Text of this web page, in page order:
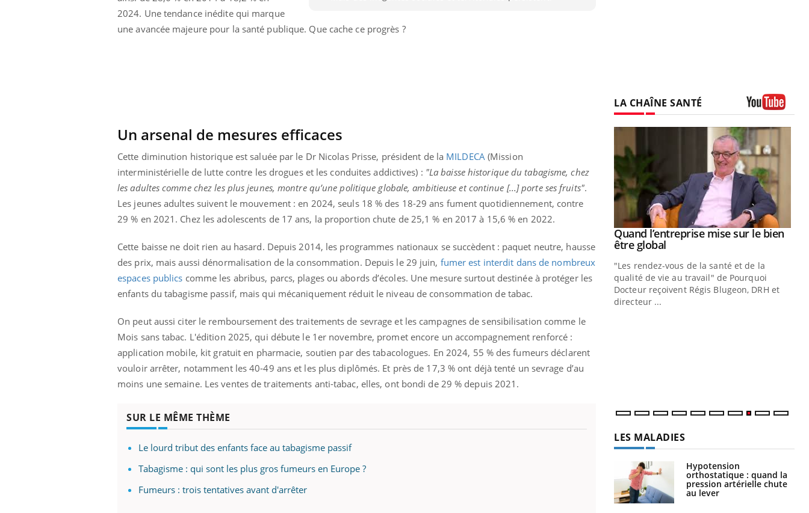
2024. Une tendance inédite qui marque
une avancée majeure pour la santé publique. Que cache ce progrès ?
Un arsenal de mesures efficaces
Cette diminution historique est saluée par le Dr Nicolas Prisse, président de la MILDECA (Mission
interministérielle de lutte contre les drogues et les conduites addictives) : "La baisse historique du tabagisme, chez
les adultes comme chez les plus jeunes, montre qu’une politique globale, ambitieuse et continue [...] porte ses fruits".
Les jeunes adultes suivent le mouvement : en 2024, seuls 18 % des 18-29 ans fument quotidiennement, contre
29 % en 2021. Chez les adolescents de 17 ans, la proportion chute de 25,1 % en 2017 à 15,6 % en 2022.
Cette baisse ne doit rien au hasard. Depuis 2014, les programmes nationaux se succèdent : paquet neutre, hausse
des prix, mais aussi dénormalisation de la consommation. Depuis le 29 juin, fumer est interdit dans de nombreux
espaces publics comme les abribus, parcs, plages ou abords d’écoles. Une mesure surtout destinée à protéger les
enfants du tabagisme passif, mais qui mécaniquement réduit le niveau de consommation de tabac.
On peut aussi citer le remboursement des traitements de sevrage et les campagnes de sensibilisation comme le
Mois sans tabac. L'édition 2025, qui débute le 1er novembre, promet encore un accompagnement renforcé :
application mobile, kit gratuit en pharmacie, soutien par des tabacologues. En 2024, 55 % des fumeurs déclarent
vouloir arrêter, notamment les 40-49 ans et les plus diplômés. Et près de 17,3 % ont déjà tenté un sevrage d’au
moins une semaine. Les ventes de traitements anti-tabac, elles, ont bondi de 29 % depuis 2021.
SUR LE MÊME THÈME
Le lourd tribut des enfants face au tabagisme passif
Tabagisme : qui sont les plus gros fumeurs en Europe ?
Fumeurs : trois tentatives avant d'arrêter
LA CHAÎNE SANTÉ
nombreuses personnes atteintes de
diabète, c'est une période de questions, de
défis, mais ...
faciliter l’accès à la médecine
préventive Youtube
Un établissement lié à un groupe
mutualiste innove en matière de bilan de
santé : l'utilisation d'un « jumeau
Youtube
Coup de food sur le diabète, c'est votre
nouveau rendez-vous culinaire qui
bouscule les idées reçues ! Dans cet
épisode, une ...
Youtube
Quand l’entreprise mise sur le bien
être globalYoutube
"Les rendez-vous de la santé et de la
qualité de vie au travail" de Pourquoi
Docteur reçoivent Régis Blugeon, DRH et
directeur ...
LES MALADIES
Hypotension
orthostatique : quand la
pression artérielle chute
au lever